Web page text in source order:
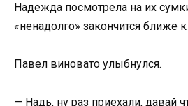
Надежда посмотрела на их
«ненадолго» закончится ближе
Павел виновато улыбнулся.
— Надь, ну раз приехали, давай